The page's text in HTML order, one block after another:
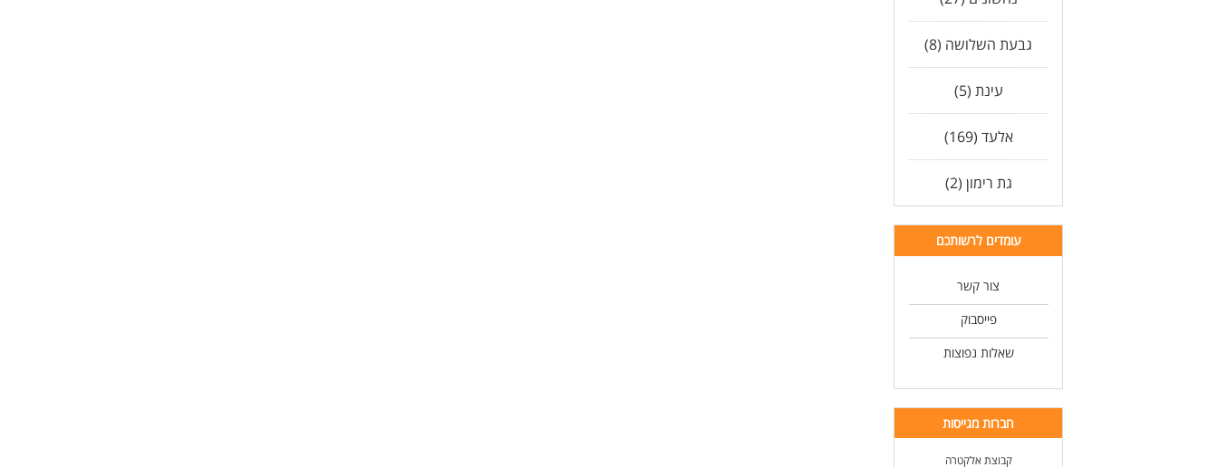
גבעת השלושה (8)
עינת (5)
אלעד (169)
גת רימון (2)
עומדים לרשותכם
צור קשר
פייסבוק
שאלות נפוצות
חברות מגייסות
קבוצת אלקטרה